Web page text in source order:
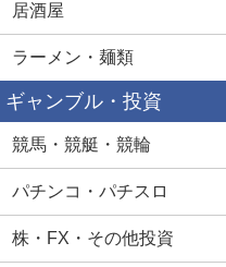
居酒屋
ラーメン・麺類
ギャンブル・投資
競馬・競艇・競輪
パチンコ・パチスロ
株・FX・その他投資